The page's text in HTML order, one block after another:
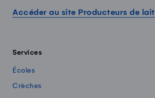
Accéder au site Producteurs de lait
Services
Écoles
Crèches